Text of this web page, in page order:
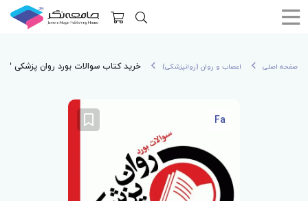
صفحه اصلی اعصاب و روان (روانپزشکی) خرید کتاب سوالات بورد روان پزشکی 1403
Fa